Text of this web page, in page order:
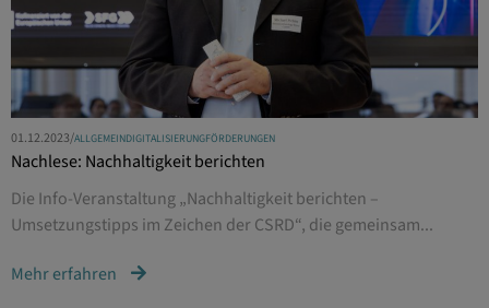
01.12.2023/ALLGEMEINDIGITALISIERUNGFÖRDERUNGEN
Nachlese: Nachhaltigkeit berichten
Die Info-Veranstaltung „Nachhaltigkeit berichten –
Umsetzungstipps im Zeichen der CSRD“, die gemeinsam...
Mehr erfahren